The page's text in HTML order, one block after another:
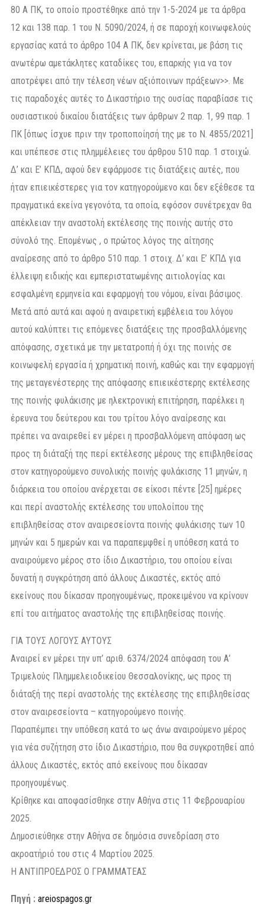
ΓΙΑ ΤΟΥΣ ΛΟΓΟΥΣ ΑΥΤΟΥΣ
Αναιρεί εν μέρει την υπ’ αριθ. 6374/2024 απόφαση του Α’
Τριμελούς Πλημμελειοδικείου Θεσσαλονίκης, ως προς τη
διάταξή της περί αναστολής της εκτέλεσης της επιβληθείσας
στον αναιρεσείοντα – κατηγορούμενο ποινής.
Παραπέμπει την υπόθεση κατά το ως άνω αναιρούμενο μέρος
για νέα συζήτηση στο ίδιο Δικαστήριο, που θα συγκροτηθεί από
άλλους Δικαστές, εκτός από εκείνους που δίκασαν
προηγουμένως.
Κρίθηκε και αποφασίσθηκε στην Αθήνα στις 11 Φεβρουαρίου
2025.
Δημοσιεύθηκε στην Αθήνα σε δημόσια συνεδρίαση στο
ακροατήριό του στις 4 Μαρτίου 2025.
Η ΑΝΤΙΠΡΟΕΔΡΟΣ Ο ΓΡΑΜΜΑΤΕΑΣ
Πηγή : areiospagos.gr